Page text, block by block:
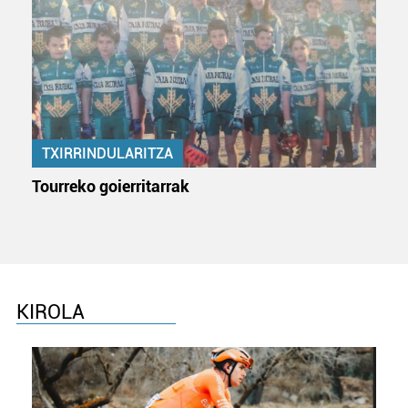
TXIRRINDULARITZA
Tourreko goierritarrak
KIROLA